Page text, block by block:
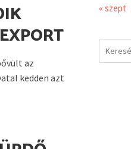
az
kedden azt
« szept